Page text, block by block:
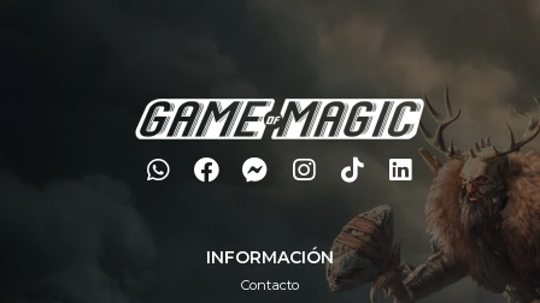
INFORMACIÓN
Contacto